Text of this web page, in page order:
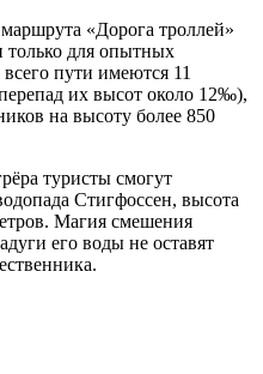
«Дорога троллей»
только для опытных
пути имеются 11
их высот около 12‰),
на высоту более 850
туристы смогут
Стигфоссен, высота
Магия смешения
его воды не оставят